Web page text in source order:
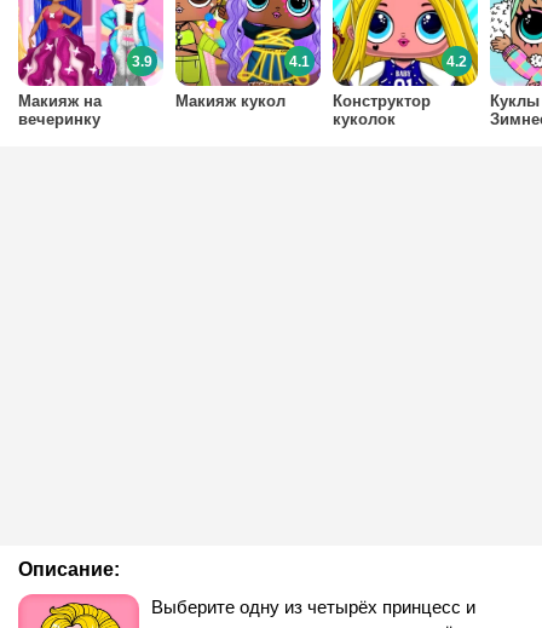
Описание:
Выберите одну из четырёх принцесс и
Макияж на
вечеринку
3.9
Макияж кукол
4.1
Конструктор
куколок
4.2